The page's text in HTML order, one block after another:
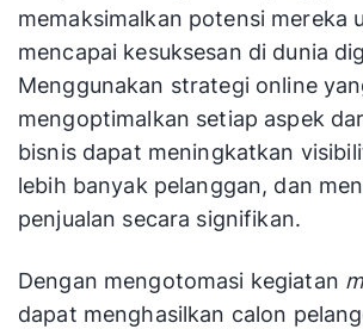
memaksimalkan potensi mereka
mencapai kesuksesan di dunia
Menggunakan strategi online
mengoptimalkan setiap aspek
bisnis dapat meningkatkan
lebih banyak pelanggan, dan
penjualan secara signifikan.
Dengan mengotomasi kegiatan
dapat menghasilkan calon